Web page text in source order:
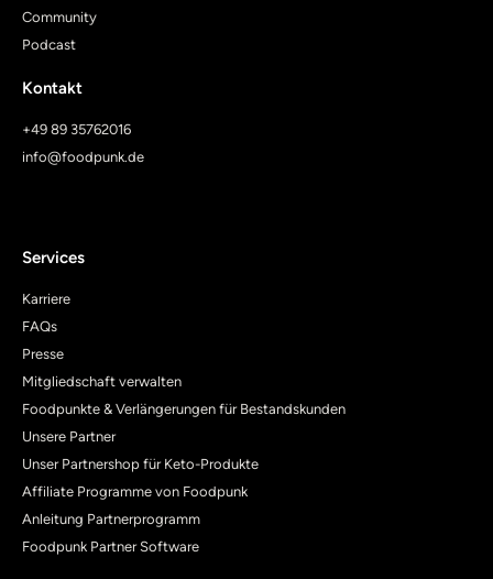
Community
Podcast
Kontakt
+49 89 35762016
info@foodpunk.de
Services
Karriere
FAQs
Presse
Mitgliedschaft verwalten
Foodpunkte & Verlängerungen für Bestandskunden
Unsere Partner
Unser Partnershop für Keto-Produkte
Affiliate Programme von Foodpunk
Anleitung Partnerprogramm
Foodpunk Partner Software